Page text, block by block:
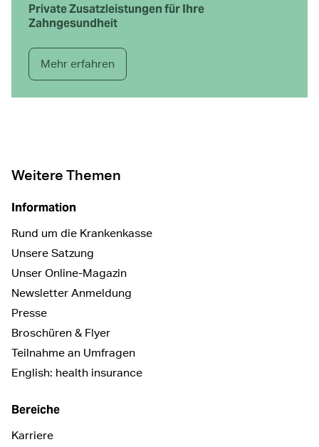
Private Zusatzleistungen für Ihre
Zahngesundheit
Mehr erfahren
Weitere Themen
Information
Rund um die Krankenkasse
Unsere Satzung
Unser Online-Magazin
Newsletter Anmeldung
Presse
Broschüren & Flyer
Teilnahme an Umfragen
English: health insurance
Bereiche
Karriere